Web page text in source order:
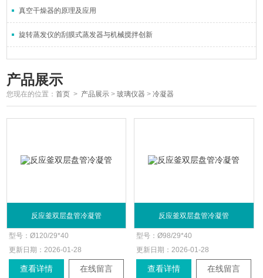
真空干燥器的原理及应用
旋转蒸发仪的刮膜式蒸发器与机械搅拌创新
产品展示
您现在的位置：首页 > 产品展示 >玻璃仪器 >冷凝器
反应釜双层盘管冷凝管
型号：Ø120/29*40
更新日期： 2026-01-28
查看详情 在线留言
反应釜双层盘管冷凝管
型号：Ø98/29*40
更新日期： 2026-01-28
查看详情 在线留言